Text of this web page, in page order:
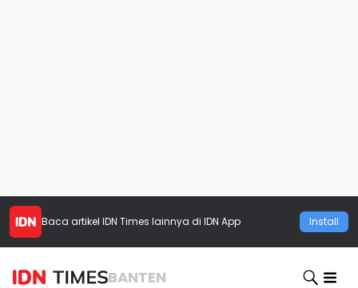
Baca artikel IDN Times lainnya di IDN App Install
BANTEN